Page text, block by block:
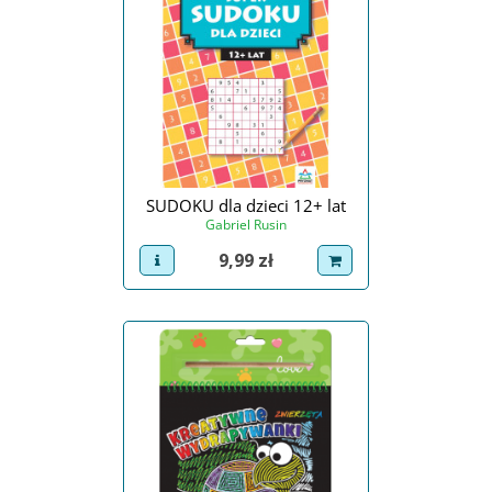
SUDOKU dla dzieci 12+ lat
Gabriel Rusin
view product
Cena
9,99 zł dodaj do koszyka